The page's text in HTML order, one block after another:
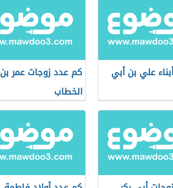
علي بن أبي
كم عدد زوجات عمر بن
الخطاب